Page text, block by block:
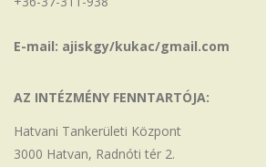
E-mail: ajiskgy/kukac/gmail.com
AZ INTÉZMÉNY FENNTARTÓJA:
Hatvani Tankerületi Központ
3000 Hatvan, Radnóti tér 2.